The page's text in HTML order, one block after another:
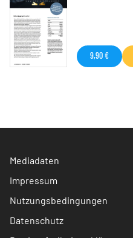
9,90 €
Mediadaten
Impressum
Nutzungsbedingungen
Datenschutz